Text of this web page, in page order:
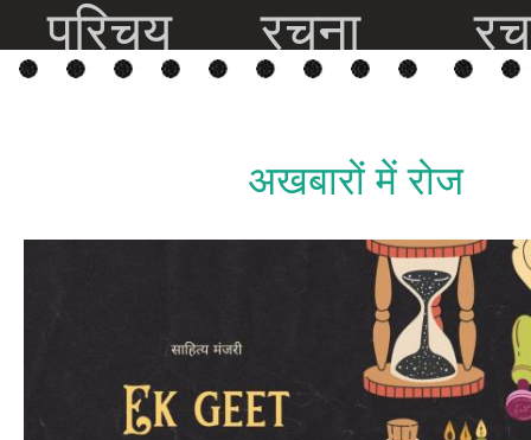
परिचय रचना
अखबारों में रोज